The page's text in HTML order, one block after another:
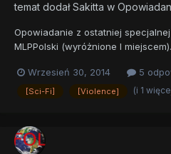
temat dodałSakitta w
Opowiadanie z ostatniej
MLPPolski (wyróżnione I
kosmicznej, gdzie niebawem
zbrodniarz naszych czasów, lecz
postaciami, czasem coś może
Wrzesień 30, 2014 5
[Sci-Fi] [Violence] (i 1